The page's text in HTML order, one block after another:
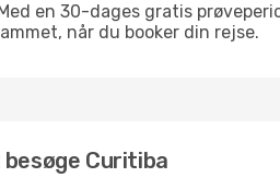
en 30-dages gratis
når du booker din rejse.
Curitiba